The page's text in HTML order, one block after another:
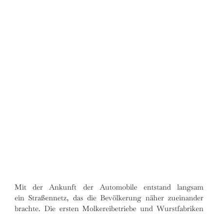
Mit der Ankunft der Automobile entstand langsam
ein Straßennetz, das die Bevölkerung näher zueinander
brachte. Die ersten Molkereibetriebe und Wurstfabriken